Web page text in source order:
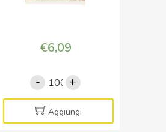
€6,09
-
TASKER
CAVO
C100
2x3
+
Aggiungi